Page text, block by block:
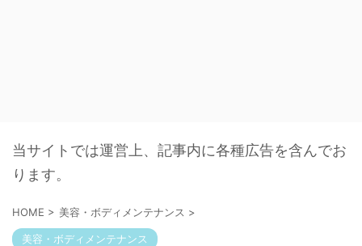
当サイトでは運営上、記事内に各種広告を含んでお
ります。
HOME > 美容・ボディメンテナンス >
美容・ボディメンテナンス